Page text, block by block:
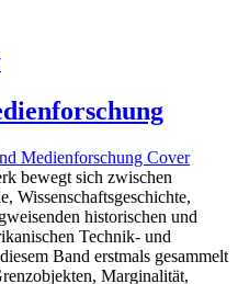
bewegt sich zwischen
Wissenschaftsgeschichte,
historischen und
Technik- und
Band erstmals gesammelt
Marginalität,